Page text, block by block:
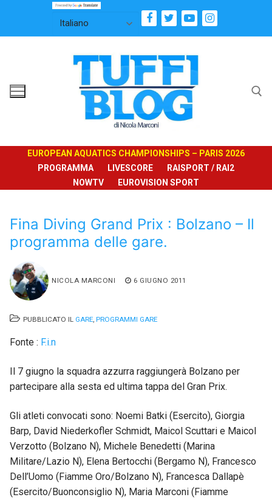
contenuto
EUROPEAN AQUATICS CHAMPIONSHIPS – PARIS 2026
PROGRAMMA
LIVESCORE
RAISPORT / RAI2
NOWTV
EUROVISION SPORT
Fina Diving Grand Prix : Bolzano – Il
programma delle gare.
NICOLA MARCONI 6 GIUGNO 2011
PUBBLICATO IL GARE, PROGRAMMI GARE
Fonte : F.i.n
Il 7 giugno la squadra azzurra raggiungerà Bolzano per
partecipare alla sesta ed ultima tappa del Gran Prix.
Gli atleti convocati sono: Noemi Batki (Esercito), Giorgia
Barp, David Niederkofler Schmidt, Maicol Scuttari e Maicol
Verzotto (Bolzano N), Michele Benedetti (Marina
Militare/Lazio N), Elena Bertocchi (Bergamo N), Francesco
Dell’Uomo (Fiamme Oro/Bolzano N), Francesca Dallapè
(Esercito/Buonconsiglio N), Maria Marconi (Fiamme